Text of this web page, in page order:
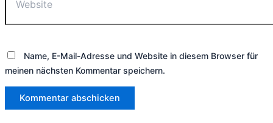
Name, E-Mail-Adresse und Website in diesem Browser für
meinen nächsten Kommentar speichern.